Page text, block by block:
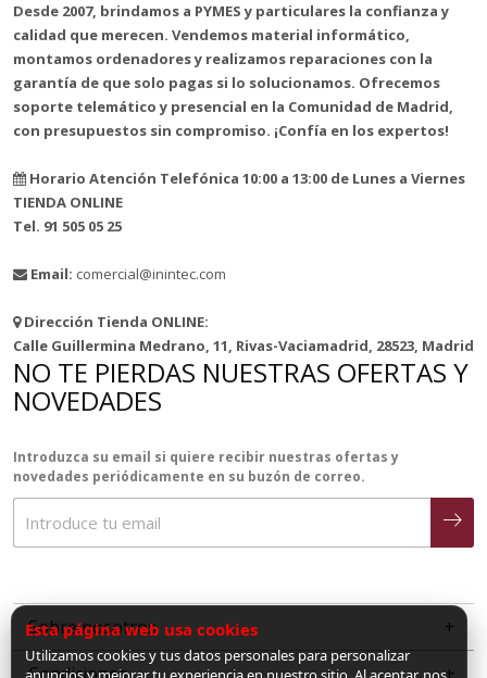
Desde 2007, brindamos a PYMES y particulares la confianza y
calidad que merecen. Vendemos material informático,
montamos ordenadores y realizamos reparaciones con la
garantía de que solo pagas si lo solucionamos. Ofrecemos
soporte telemático y presencial en la Comunidad de Madrid,
con presupuestos sin compromiso. ¡Confía en los expertos!
Horario Atención Telefónica 10:00 a 13:00 de Lunes a Viernes
TIENDA ONLINE
Tel. 91 505 05 25
Email: comercial@inintec.com
Dirección Tienda ONLINE:
Calle Guillermina Medrano, 11, Rivas-Vaciamadrid, 28523, Madrid
NO TE PIERDAS NUESTRAS OFERTAS Y
NOVEDADES
Introduzca su email si quiere recibir nuestras ofertas y
novedades periódicamente en su buzón de correo.
Sobre nosotros
Esta página web usa cookies
Utilizamos cookies y tus datos personales para personalizar